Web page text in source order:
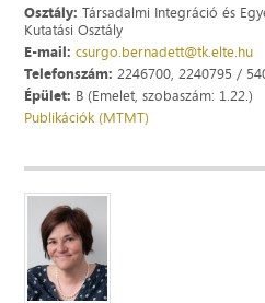
Osztály: Társadalmi Integráció és
Kutatási Osztály
E-mail: csurgo.bernadett@tk.elte.hu
Telefonszám: 2246700, 2240795 /
Épület: B (Emelet, szobaszám: 1.22.)
Publikációk (MTMT)